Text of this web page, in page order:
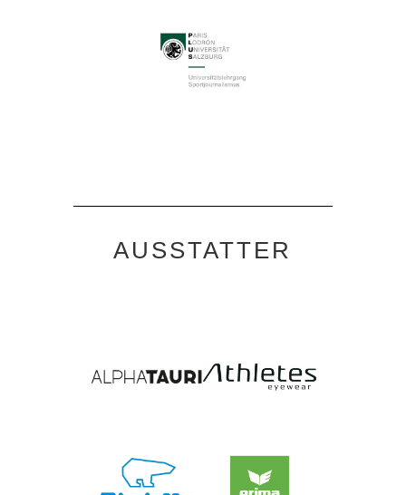
AUSSTATTER